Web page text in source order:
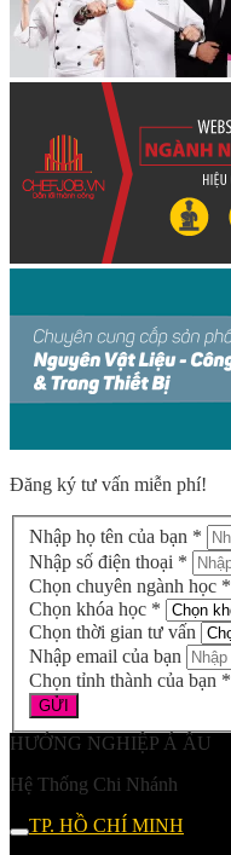
Đăng ký tư vấn miễn phí!
Nhập họ tên của bạn *
Nhập số điện thoại *
Chọn chuyên ngành học *
Chọn khóa học *
Chọn thời gian tư vấn
Nhập email của bạn
Chọn tỉnh thành của bạn *
HƯỚNG NGHIỆP Á ÂU
Hệ Thống Chi Nhánh
TP. HỒ CHÍ MINH